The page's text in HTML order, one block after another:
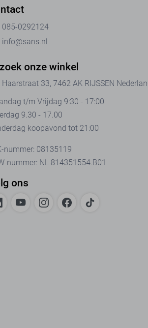
085-0292124
info@sans.nl
onze winkel
Haarstraat 33, 7462 AK RIJSSEN
t/m Vrijdag 9:30 - 17:00
9.30 - 17.00
koopavond tot 21:00
nummer: 08135119
nummer: NL 814351554.B01
ons